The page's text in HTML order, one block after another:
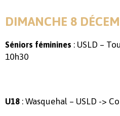
DIMANCHE 8
Séniors féminines : USLD –
10h30
U18 : Wasquehal – USLD ->